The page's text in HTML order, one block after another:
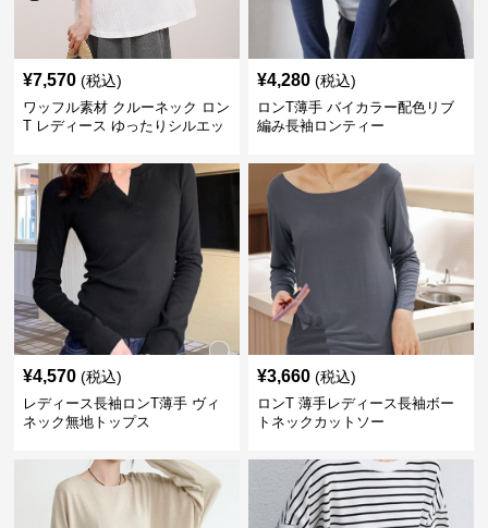
¥7,570 (税込)
ワッフル素材 クルーネック ロン
T レディース ゆったりシルエッ
¥4,280 (税込)
ロンT薄手 バイカラー配色リブ
編み長袖ロンティー
¥4,570 (税込)
レディース長袖ロンT薄手 ヴィ
ネック無地トップス
¥3,660 (税込)
ロンT 薄手レディース長袖ボー
トネックカットソー